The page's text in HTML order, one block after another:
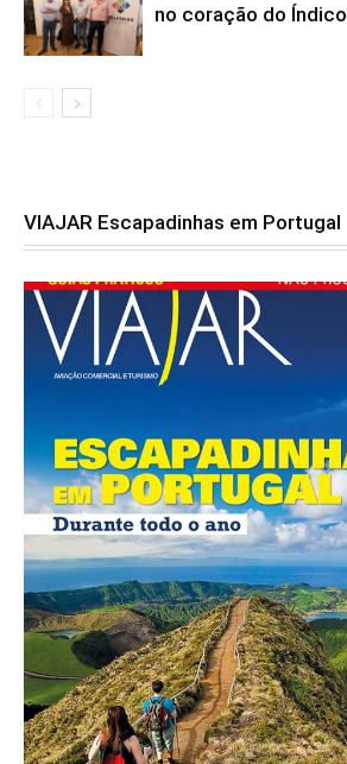
no coração do Índico
VIAJAR Escapadinhas em Portugal